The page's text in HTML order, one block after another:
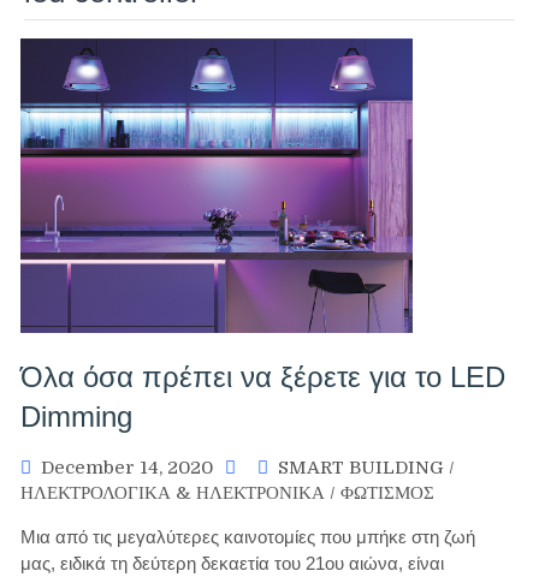
Όλα όσα πρέπει να ξέρετε για το LED
Dimming
December 14, 2020 SMART BUILDING /
ΗΛΕΚΤΡΟΛΟΓΙΚΑ & ΗΛΕΚΤΡΟΝΙΚΑ / ΦΩΤΙΣΜΟΣ
Μια από τις μεγαλύτερες καινοτομίες που μπήκε στη ζωή
μας, ειδικά τη δεύτερη δεκαετία του 21ου αιώνα, είναι